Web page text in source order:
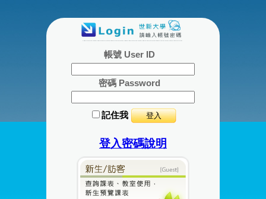
帳號 User ID
密碼 Password
記住我
登入密碼說明